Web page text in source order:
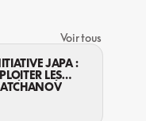
Voir tous
JAPA :
LES
LÉGALITÉ?